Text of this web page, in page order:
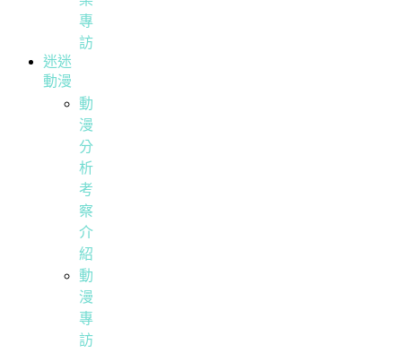
專
訪
迷迷
動漫
動
漫
分
析
考
察
介
紹
動
漫
專
訪